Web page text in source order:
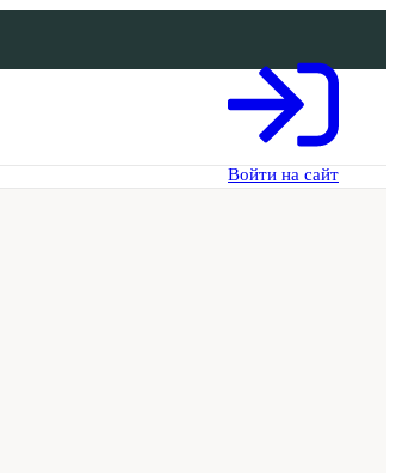
Войти на сайт